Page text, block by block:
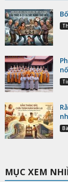
MỤC XEM